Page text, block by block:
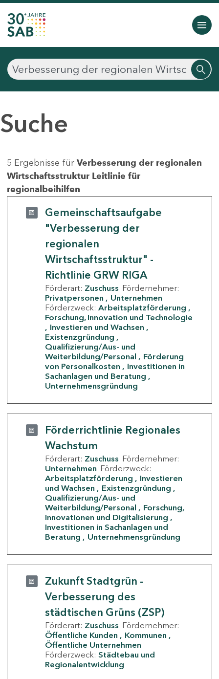
Suche
5 Ergebnisse für Verbesserung der regionalen
Wirtschaftsstruktur Leitlinie für
regionalbeihilfen
Gemeinschaftsaufgabe
"Verbesserung der
regionalen
Wirtschaftsstruktur" -
Richtlinie GRW RIGA
Förderart: Zuschuss Fördernehmer:
Privatpersonen
Unternehmen
Förderzweck: Arbeitsplatzförderung
Forschung, Innovation und Technologie
Investieren und Wachsen
Existenzgründung
Qualifizierung/Aus- und
Weiterbildung/Personal
Förderung
von Personalkosten
Investitionen in
Sachanlagen und Beratung
Unternehmensgründung
Förderrichtlinie Regionales
Wachstum
Förderart: Zuschuss Fördernehmer:
Unternehmen Förderzweck:
Arbeitsplatzförderung
Investieren
und Wachsen
Existenzgründung
Qualifizierung/Aus- und
Weiterbildung/Personal
Forschung,
Innovationen und Digitalisierung
Investitionen in Sachanlagen und
Beratung
Unternehmensgründung
Zukunft Stadtgrün -
Verbesserung des
städtischen Grüns (ZSP)
Förderart: Zuschuss Fördernehmer:
Öffentliche Kunden
Kommunen
Öffentliche Unternehmen
Förderzweck: Städtebau und
Regionalentwicklung